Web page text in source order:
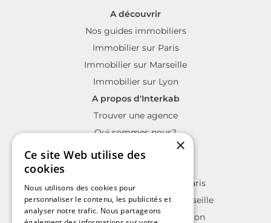
A découvrir
Nos guides immobiliers
Immobilier sur Paris
Immobilier sur Marseille
Immobilier sur Lyon
A propos d'Interkab
Trouver une agence
Qui sommes nous?
La charte Interkab
Annonces immobilières sur Paris
Annonces immobilières sur Marseille
Annonces immobilières sur Lyon
×
Ce site Web utilise des
cookies
Nous utilisons des cookies pour
personnaliser le contenu, les publicités et
analyser notre trafic. Nous partageons